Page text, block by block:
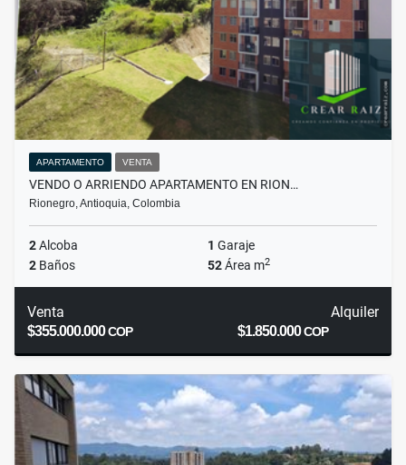
APARTAMENTO VENTA
VENDO O ARRIENDO APARTAMENTO EN RION…
Rionegro, Antioquia, Colombia
2Alcoba 1 Garaje
2 Baños 52Área m2
Venta
$355.000.000COP
Alquiler
$1.850.000COP